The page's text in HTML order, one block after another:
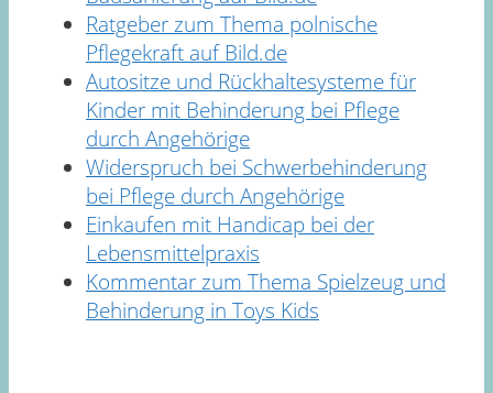
Ratgeber zum Thema polnische
Pflegekraft auf Bild.de
Autositze und Rückhaltesysteme für
Kinder mit Behinderung bei Pflege
durch Angehörige
Widerspruch bei Schwerbehinderung
bei Pflege durch Angehörige
Einkaufen mit Handicap bei der
Lebensmittelpraxis
Kommentar zum Thema Spielzeug und
Behinderung in Toys Kids